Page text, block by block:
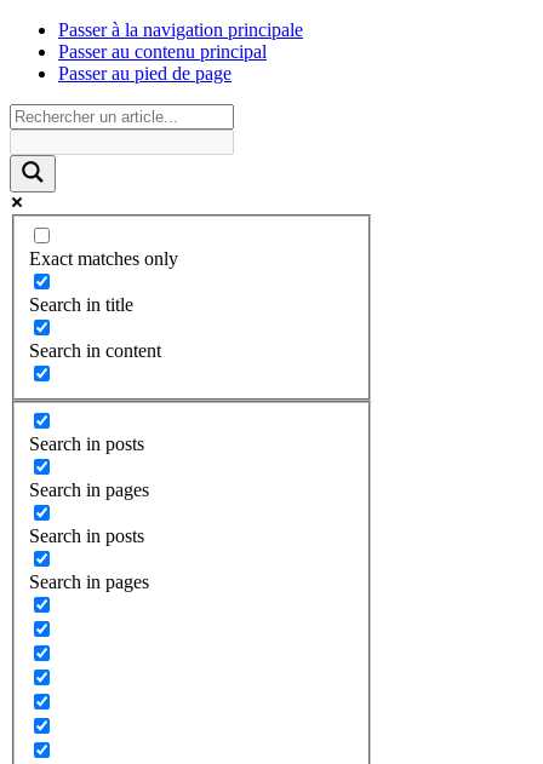
Passer à la navigation principale
Passer au contenu principal
Passer au pied de page
Exact matches only
Search in title
Search in content
Search in posts
Search in pages
Search in posts
Search in pages